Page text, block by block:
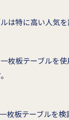
は特に高い人気を
枚板テーブルを
枚板テーブルを